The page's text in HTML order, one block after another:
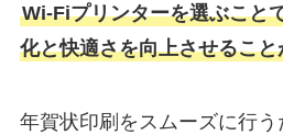
Wi-Fiプリンターを選ぶこと
化と快適さを向上させるこ
年賀状印刷をスムーズに行う